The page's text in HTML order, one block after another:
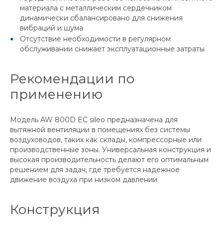
материала с металлическим сердечником
динамически сбалансировано для снижения
вибраций и шума
Отсутствие необходимости в регулярном
обслуживании снижает эксплуатационные затраты
Рекомендации по
применению
Модель AW 800D EC sileo предназначена для
вытяжной вентиляции в помещениях без системы
воздуховодов, таких как склады, компрессорные или
производственные зоны. Универсальная конструкция и
высокая производительность делают его оптимальным
решением для задач, где требуется надежное
движение воздуха при низком давлении.
Конструкция